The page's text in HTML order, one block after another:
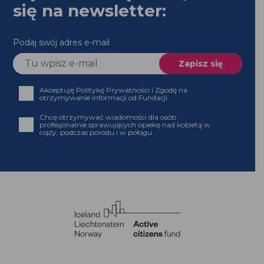
się na newsletter:
Podaj swój adres e-mail
Akceptuję Politykę Prywatności i Zgodę na
otrzymywanie informacji od Fundacji
Chcę otrzymywać wiadomości dla osób
profesjonalnie sprawujących opiekę nad kobietą w
ciąży, podczas porodu i w połogu